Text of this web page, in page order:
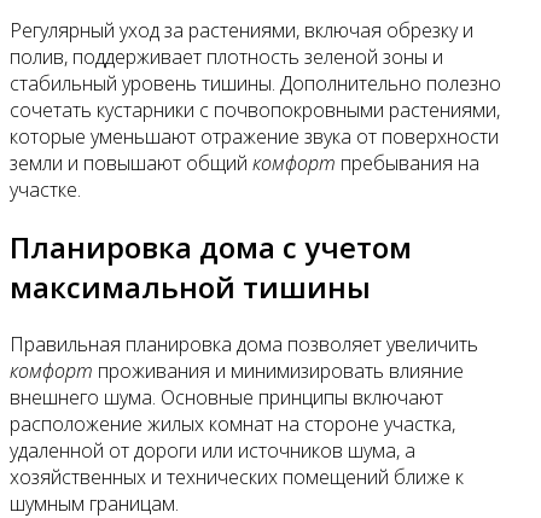
Регулярный уход за растениями, включая обрезку и
полив, поддерживает плотность зеленой зоны и
стабильный уровень тишины. Дополнительно полезно
сочетать кустарники с почвопокровными растениями,
которые уменьшают отражение звука от поверхности
земли и повышают общий комфорт пребывания на
участке.
Планировка дома с учетом
максимальной тишины
Правильная планировка дома позволяет увеличить
комфорт проживания и минимизировать влияние
внешнего шума. Основные принципы включают
расположение жилых комнат на стороне участка,
удаленной от дороги или источников шума, а
хозяйственных и технических помещений ближе к
шумным границам.